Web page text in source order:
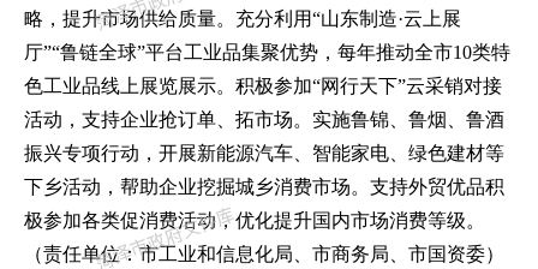
略 ， 提升市场供给质量。充分利用“山东制造·云上展
厅”“鲁链全球”平台工业品集聚优势 ， 每年推动全市10类特
色工业品线上展览展示。积极参加“网行天下”云采销对接
活动 ， 支持企业抢订单、拓市场。实施鲁锦、鲁烟、鲁酒
振兴专项行动 ， 开展新能源汽车、智能家电、绿色建材等
下乡活动 ， 帮助企业挖掘城乡消费市场。支持外贸优品积
极参加各类促消费活动，优化提升国内市场消费等级。
（责任单位：市工业和信息化局、市商务局、市国资委）